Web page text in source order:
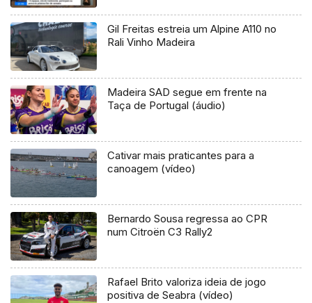
Gil Freitas estreia um Alpine A110 no
Rali Vinho Madeira
Madeira SAD segue em frente na
Taça de Portugal (áudio)
Cativar mais praticantes para a
canoagem (vídeo)
Bernardo Sousa regressa ao CPR
num Citroën C3 Rally2
Rafael Brito valoriza ideia de jogo
positiva de Seabra (vídeo)